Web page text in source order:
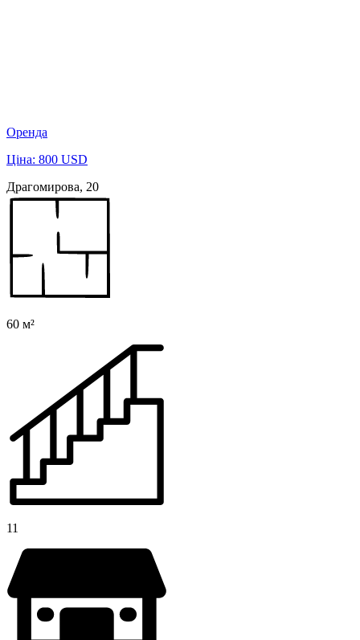
Оренда
Ціна: 800 USD
Драгомирова, 20
60 м²
11